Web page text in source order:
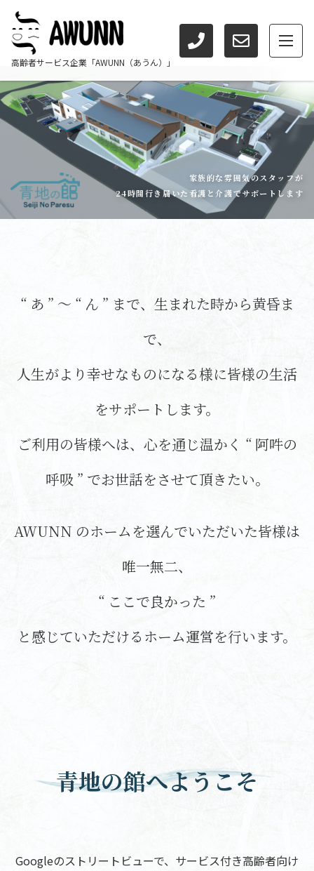
高齢者サービス企業「AWUNN（あうん）」
家族的な雰囲気のスタッフが
24時間行き届いた 看護と介護でサポートします
“ あ ” 〜 “ ん ” まで、 生まれた時から黄昏ま
で、
人生がより幸せなものになる様に皆様の生活
をサポートします。
ご利用の皆様へは、心を通じ温かく “ 阿吽の
呼吸 ” でお世話をさせて頂きたい。
AWUNN のホームを選んでいただいた皆様は
唯一無二、
“ ここで良かった ”
と感じていただける ホーム運営を行います。
青地の館へようこそ
Googleのストリートビューで、サービス付き高齢者向け